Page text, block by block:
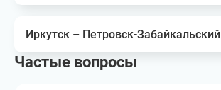
Иркутск – Петровск-Забайкальский
Частые вопросы